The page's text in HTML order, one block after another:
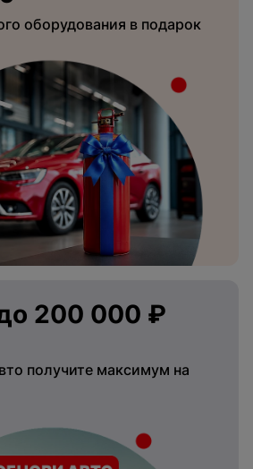
оборудования в подарок
200 000 ₽
получите максимум на